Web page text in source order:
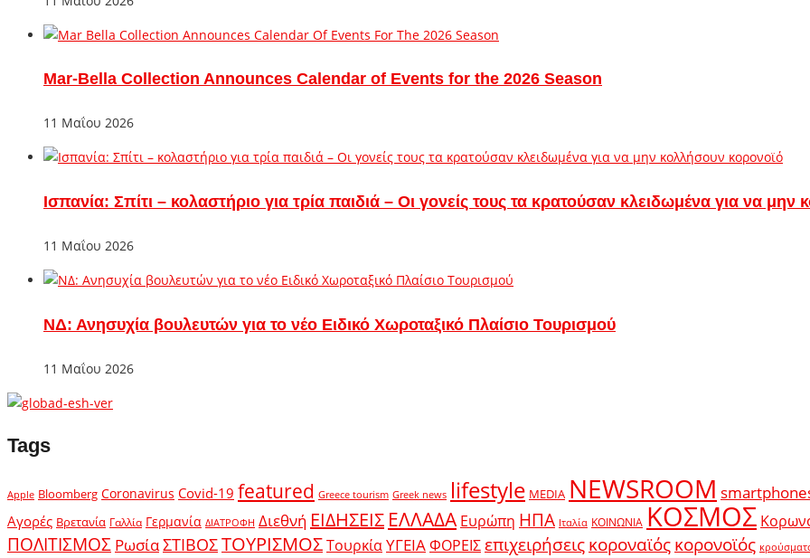
Mar-Bella Collection Announces Calendar of Events for the 2026 Season
11 Μαΐου 2026
Ισπανία: Σπίτι – κολαστήριο για τρία παιδιά – Οι γονείς τους τα κρατούσαν κλειδωμένα για να μην
11 Μαΐου 2026
ΝΔ: Ανησυχία βουλευτών για το νέο Ειδικό Χωροταξικό Πλαίσιο Τουρισμού
11 Μαΐου 2026
Tags
Apple Bloomberg Coronavirus Covid-19 featured Greece tourism Greek news lifestyle MEDIA NEWSROOM
Αγορές Βρετανία Γαλλία Γερμανία ΔΙΑΤΡΟΦΗ Διεθνή ΕΙΔΗΣΕΙΣ ΕΛΛΑΔΑ Ευρώπη ΗΠΑ Ιταλία ΚΟΙΝΩΝΙΑ ΚΟΣΜΟΣ
ΠΟΛΙΤΙΣΜΟΣ ΡωσίαΣΤΙΒΟΣΤΟΥΡΙΣΜΟΣΤουρκίαΥΓΕΙΑΦΟΡΕΙΣεπιχειρήσειςκοροναϊόςκορονοϊός